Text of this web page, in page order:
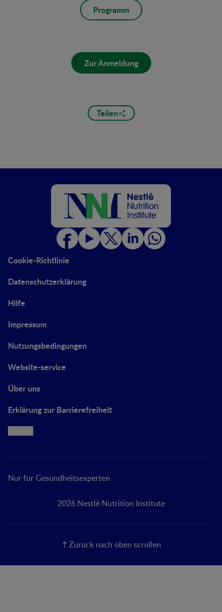
Programm
Zur Anmeldung
Teilen
Cookie-Richtlinie
Datenschutzerklärung
Hilfe
Impressum
Nutzungsbedingungen
Website-service
Über uns
Erklärung zur Barrierefreiheit
Nur für Gesundheitsexperten
2026 Nestlé Nutrition Institute
Zurück nach oben scrollen